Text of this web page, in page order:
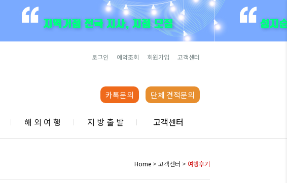
로그인 예약조회 회원가입 고객센터
해 외 여 행 지 방 출 발 고객센터
단체 견적문의
카톡문의
Home > 고객센터 > 여행후기